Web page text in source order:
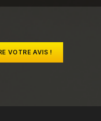
VOTRE AVIS !